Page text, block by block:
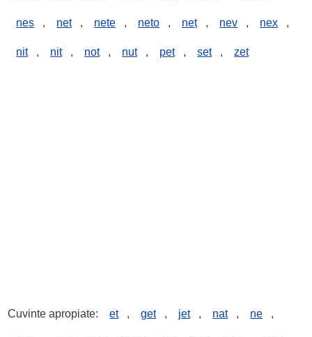
nes , net , nete , neto , neț , nev , nex ,
nit , nit , not , nut , pet , set , zet
Cuvinte apropiate: et , get , jet , nat , ne ,